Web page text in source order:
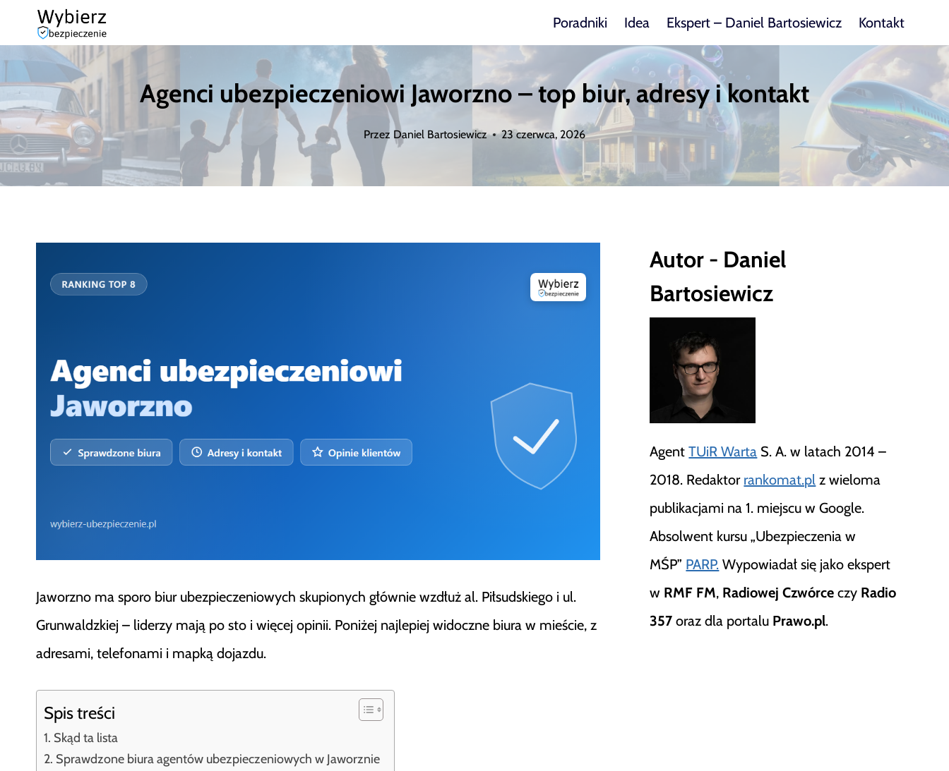
Przejdź
do
treści
Poradniki Idea Ekspert – Daniel Bartosiewicz Kontakt
Agenci ubezpieczeniowi Jaworzno – top biur, adresy i kontakt
Przez Daniel Bartosiewicz 23 czerwca, 2026
Jaworzno ma sporo biur ubezpieczeniowych skupionych głównie wzdłuż al. Piłsudskiego i ul.
Grunwaldzkiej – liderzy mają po sto i więcej opinii. Poniżej najlepiej widoczne biura w mieście, z
adresami, telefonami i mapką dojazdu.
Spis treści
Skąd ta lista
Sprawdzone biura agentów ubezpieczeniowych w Jaworznie
Autor - Daniel
Bartosiewicz
AgentTUiR Warta S. A. w latach 2014 –
2018. Redaktor rankomat.pl z wieloma
publikacjami na 1. miejscu w Google.
Absolwent kursu „Ubezpieczenia w
MŚP” PARP. Wypowiadał się jako ekspert
w RMF FM, Radiowej Czwórce czy Radio
357 oraz dla portalu Prawo.pl.